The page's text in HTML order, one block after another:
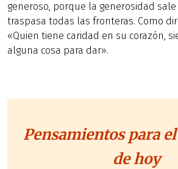
generoso, porque la generosidad
traspasa todas las fronteras. Como
«Quien tiene caridad en su corazón,
alguna cosa para dar».
Pensamientos para
de hoy